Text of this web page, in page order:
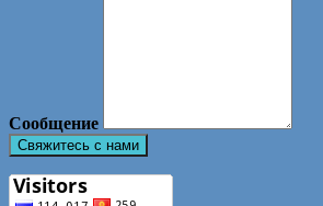
Сообщение